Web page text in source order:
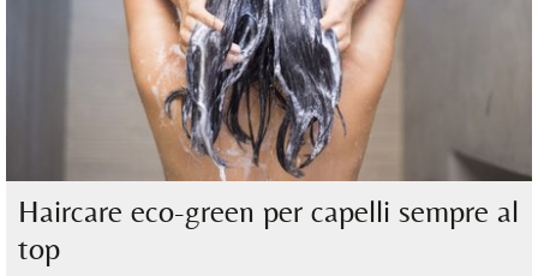
Haircare eco-green per capelli sempre al
top